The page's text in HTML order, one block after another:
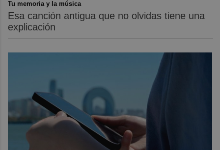
Tu memoria y la música
Esa canción antigua que no olvidas tiene una
explicación